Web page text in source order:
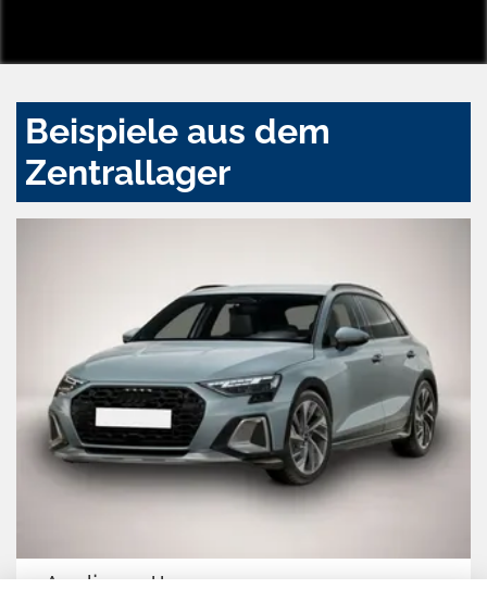
Beispiele aus dem
Zentrallager